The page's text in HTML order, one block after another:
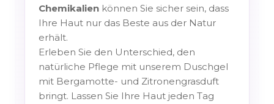
Chemikalien können Sie sicher sein, dass
Ihre Haut nur das Beste aus der Natur
erhält.
Erleben Sie den Unterschied, den
natürliche Pflege mit unserem Duschgel
mit Bergamotte- und Zitronengrasduft
bringt. Lassen Sie Ihre Haut jeden Tag